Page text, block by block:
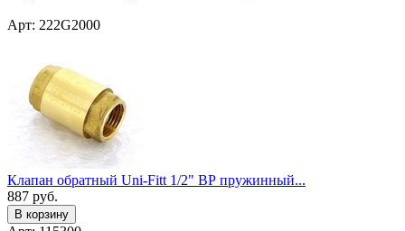
Арт: 222G2000
Клапан обратный Uni-Fitt 1/2" ВР пружинный...
887 руб.
В корзину